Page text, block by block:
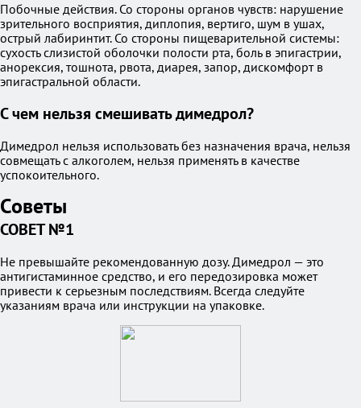
Побочные действия. Со стороны органов чувств: нарушение
зрительного восприятия, диплопия, вертиго, шум в ушах,
острый лабиринтит. Со стороны пищеварительной системы:
сухость слизистой оболочки полости рта, боль в эпигастрии,
анорексия, тошнота, рвота, диарея, запор, дискомфорт в
эпигастральной области.
С чем нельзя смешивать димедрол?
Димедрол нельзя использовать без назначения врача, нельзя
совмещать с алкоголем, нельзя применять в качестве
успокоительного.
Советы
СОВЕТ №1
Не превышайте рекомендованную дозу. Димедрол — это
антигистаминное средство, и его передозировка может
привести к серьезным последствиям. Всегда следуйте
указаниям врача или инструкции на упаковке.